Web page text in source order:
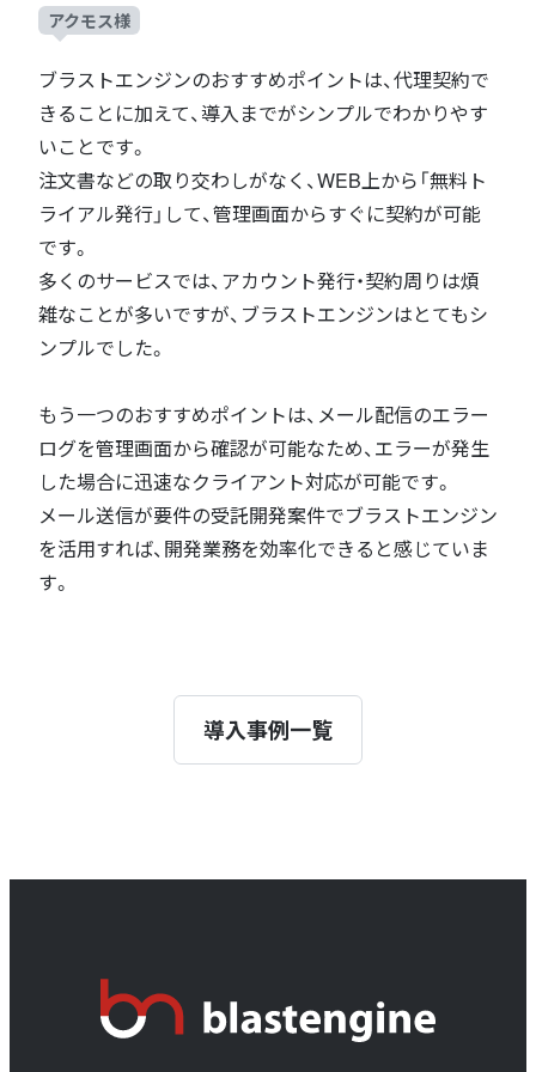
アクモス様
ブラストエンジンのおすすめポイントは、代理契約で
きることに加えて、導入までがシンプルでわかりやす
いことです。
注文書などの取り交わしがなく、WEB上から「無料ト
ライアル発行」して、管理画面からすぐに契約が可能
です。
多くのサービスでは、アカウント発行・契約周りは煩
雑なことが多いですが、ブラストエンジンはとてもシ
ンプルでした。
もう一つのおすすめポイントは、メール配信のエラー
ログを管理画面から確認が可能なため、エラーが発生
した場合に迅速なクライアント対応が可能です。
メール送信が要件の受託開発案件でブラストエンジン
を活用すれば、開発業務を効率化できると感じていま
す。
導入事例一覧